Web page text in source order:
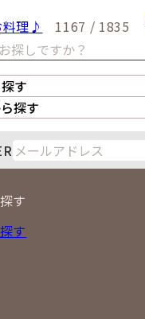
料理♪
1167 / 1835
す
イス
LIPS 銀座店
探す
火 水 木
11
18
す
す